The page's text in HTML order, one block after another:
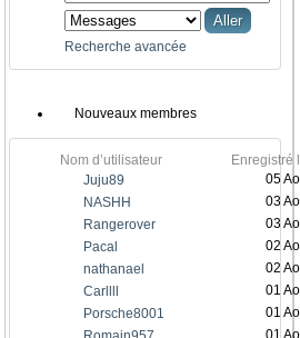
Recherche avancée
Nouveaux membres
Nom d’utilisateur
Enregistré
Juju89
05
NASHH
03
Rangerover
03
Pacal
02
nathanael
02
Carllll
01
Porsche8001
01
01